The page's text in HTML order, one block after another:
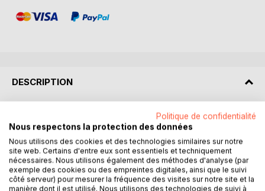
DESCRIPTION
Vous êtes tous des êtres humains capables
De diffuser la Lumière sur cette Terre
Bien souvent cela a été oublié
Notre Terre et ses habitants sont en pleine mutation.
Politique de confidentialité
Nous respectons la protection des données
Nous utilisons des cookies et des technologies similaires sur notre
site web. Certains d'entre eux sont essentiels et techniquement
nécessaires. Nous utilisons également des méthodes d'analyse (par
exemple des cookies ou des empreintes digitales, ainsi que le suivi
côté serveur) pour mesurer la fréquence des visites sur notre site et la
manière dont il est utilisé. Nous utilisons des technologies de suivi à